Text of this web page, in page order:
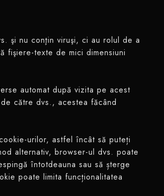
şi nu conţin viruşi, ci au rolul de a
fişiere-texte de mici dimensiuni
automat după vizita pe acest
către dvs., acestea făcând
urilor, astfel încât să puteți
alternativ, browser-ul dvs. poate
întotdeauna sau să șterge
poate limita funcționalitatea